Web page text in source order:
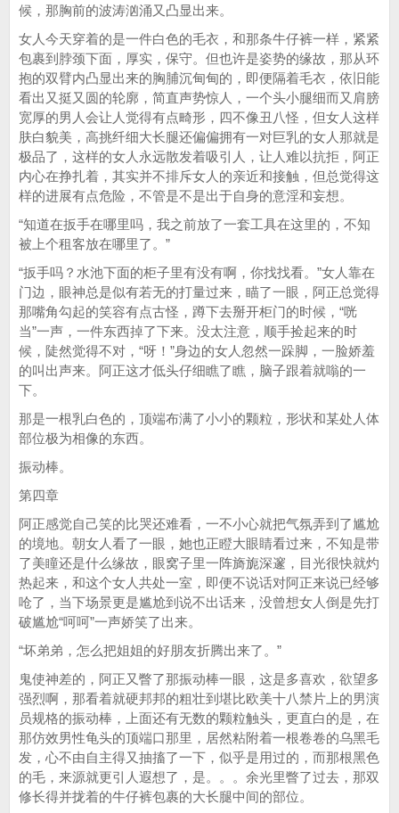
候，那胸前的波涛汹涌又凸显出来。
女人今天穿着的是一件白色的毛衣，和那条牛仔裤一样，紧紧
包裹到脖颈下面，厚实，保守。但也许是姿势的缘故，那从环
抱的双臂内凸显出来的胸脯沉甸甸的，即便隔着毛衣，依旧能
看出又挺又圆的轮廓，简直声势惊人，一个头小腿细而又肩膀
宽厚的男人会让人觉得有点畸形，四不像丑八怪，但女人这样
肤白貌美，高挑纤细大长腿还偏偏拥有一对巨乳的女人那就是
极品了，这样的女人永远散发着吸引人，让人难以抗拒，阿正
内心在挣扎着，其实并不排斥女人的亲近和接触，但总觉得这
样的进展有点危险，不管是不是出于自身的意淫和妄想。
“知道在扳手在哪里吗，我之前放了一套工具在这里的，不知
被上个租客放在哪里了。”
“扳手吗？水池下面的柜子里有没有啊，你找找看。”女人靠在
门边，眼神总是似有若无的打量过来，瞄了一眼，阿正总觉得
那嘴角勾起的笑容有点古怪，蹲下去掰开柜门的时候，“咣
当”一声，一件东西掉了下来。没太注意，顺手捡起来的时
候，陡然觉得不对，“呀！”身边的女人忽然一跺脚，一脸娇羞
的叫出声来。阿正这才低头仔细瞧了瞧，脑子跟着就嗡的一
下。
那是一根乳白色的，顶端布满了小小的颗粒，形状和某处人体
部位极为相像的东西。
振动棒。
第四章
阿正感觉自己笑的比哭还难看，一不小心就把气氛弄到了尴尬
的境地。朝女人看了一眼，她也正瞪大眼睛看过来，不知是带
了美瞳还是什么缘故，眼窝子里一阵旖旎深邃，目光很快就灼
热起来，和这个女人共处一室，即便不说话对阿正来说已经够
呛了，当下场景更是尴尬到说不出话来，没曾想女人倒是先打
破尴尬“呵呵”一声娇笑了出来。
“坏弟弟，怎么把姐姐的好朋友折腾出来了。”
鬼使神差的，阿正又瞥了那振动棒一眼，这是多喜欢，欲望多
强烈啊，那看着就硬邦邦的粗壮到堪比欧美十八禁片上的男演
员规格的振动棒，上面还有无数的颗粒触头，更直白的是，在
那仿效男性龟头的顶端口那里，居然粘附着一根卷卷的乌黑毛
发，心不由自主得又抽搐了一下，似乎是用过的，而那根黑色
的毛，来源就更引人遐想了，是。。。余光里瞥了过去，那双
修长得并拢着的牛仔裤包裹的大长腿中间的部位。